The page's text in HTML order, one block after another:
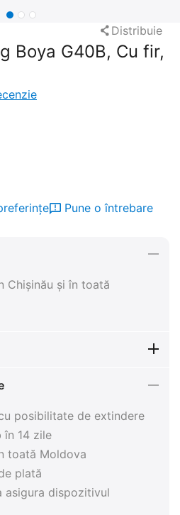
Distribuie
Boya G40B, Cu fir,
Pune o întrebare
și în toată
posibilitate de extindere
în 14 zile
toată Moldova
plată
dispozitivul